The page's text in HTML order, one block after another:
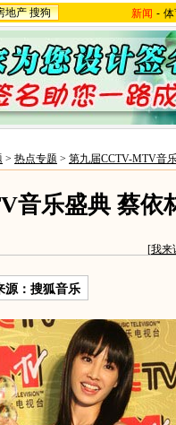
地产 搜狗 新闻 -
> 热点专题 > 第九届CCTV-MTV音
音乐盛典 蔡依
[我来
源：搜狐音乐